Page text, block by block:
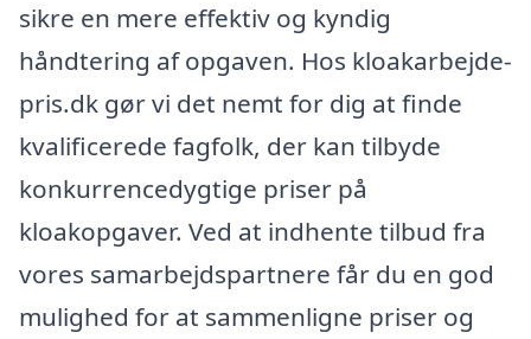
sikre en mere effektiv og kyndig
håndtering af opgaven. Hos kloakarbejde-
pris.dk gør vi det nemt for dig at finde
kvalificerede fagfolk, der kan tilbyde
konkurrencedygtige priser på
kloakopgaver. Ved at indhente tilbud fra
vores samarbejdspartnere får du en god
mulighed for at sammenligne priser og